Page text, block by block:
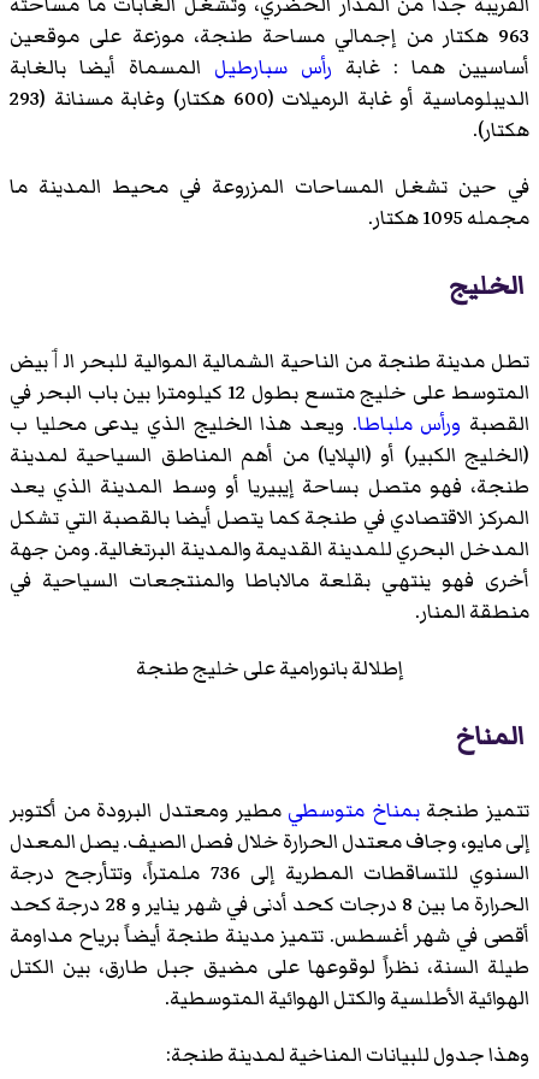
963 هكتار من إجمالي مساحة طنجة، موزعة على موقعين
أساسيين هما : غابة رأس سبارطيل المسماة أيضا بالغابة
الديبلوماسية أو غابة الرميلات (600 هكتار) وغابة مسنانة (293
هكتار).
في حين تشغل المساحات المزروعة في محيط المدينة ما
مجمله 1095 هكتار.
الخليج
تطل مدينة طنجة من الناحية الشمالية الموالية للبحر الٲبيض
المتوسط على خليج متسع بطول 12 كيلومترا بين باب البحر في
القصبة ورأس ملباطا. ويعد هذا الخليج الذي يدعى محليا ب
(الخليج الكبير) أو (الپلايا) من أهم المناطق السياحية لمدينة
طنجة، فهو متصل بساحة إيبيريا أو وسط المدينة الذي يعد
المركز الاقتصادي في طنجة كما يتصل أيضا بالقصبة التي تشكل
المدخل البحري للمدينة القديمة والمدينة البرتغالية. ومن جهة
أخرى فهو ينتهي بقلعة مالاباطا والمنتجعات السياحية في
منطقة المنار.
إطلالة بانورامية على خليج طنجة
المناخ
تتميز طنجةبمناخ متوسطي مطير ومعتدل البرودة من أكتوبر
إلى مايو، وجاف معتدل الحرارة خلال فصل الصيف. يصل المعدل
السنوي للتساقطات المطرية إلى 736 ملمتراً، وتتأرجح درجة
الحرارة ما بين 8 درجات كحد أدنى في شهر يناير و 28 درجة كحد
أقصى في شهر أغسطس. تتميز مدينة طنجة أيضاً برياح مداومة
طيلة السنة، نظراً لوقوعها على مضيق جبل طارق، بين الكتل
الهوائية الأطلسية والكتل الهوائية المتوسطية.
وهذا جدول للبيانات المناخية لمدينة طنجة: